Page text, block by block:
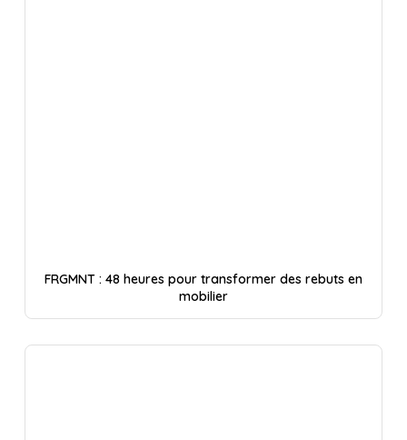
FRGMNT : 48 heures pour transformer des rebuts en
mobilier